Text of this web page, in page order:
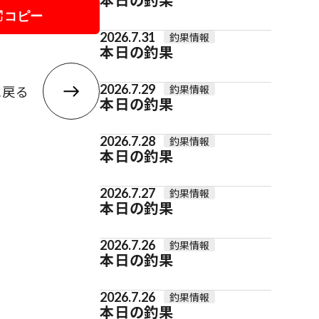
コピー
る
2026.7.31 釣果情報
本日の釣果
2026.7.29 釣果情報
本日の釣果
2026.7.28 釣果情報
本日の釣果
2026.7.27 釣果情報
本日の釣果
2026.7.26 釣果情報
本日の釣果
2026.7.26 釣果情報
本日の釣果